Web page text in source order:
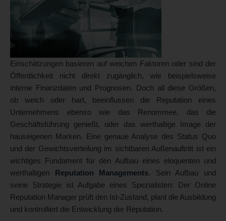
Einschätzungen basieren auf weichen Faktoren oder sind der
Öffentlichkeit nicht direkt zugänglich, wie beispielsweise
interne Finanzdaten und Prognosen. Doch all diese Größen,
ob weich oder hart, beeinflussen die Reputation eines
Unternehmens ebenso wie das Renommee, das die
Geschäftsführung genießt, oder das werthaltige Image der
hauseigenen Marken. Eine genaue Analyse des Status Quo
und der Gewichtsverteilung im sichtbaren Außenauftritt ist ein
wichtiges Fundament für den Aufbau eines eloquenten und
werthaltigen Reputation Managements. Sein Aufbau und
seine Strategie ist Aufgabe eines Spezialisten: Der Online
Reputation Manager prüft den Ist-Zustand, plant die Ausbildung
und kontrolliert die Entwicklung der Reputation.